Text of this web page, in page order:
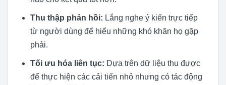
Thu thập phản hồi: Lắng nghe ý kiến trực tiếp
từ người dùng để hiểu những khó khăn họ gặp
phải.
Tối ưu hóa liên tục: Dựa trên dữ liệu thu được
để thực hiện các cải tiến nhỏ nhưng có tác động